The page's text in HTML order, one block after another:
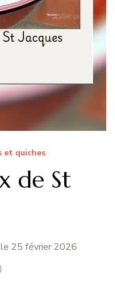
et quiches
de St
25 février 2026